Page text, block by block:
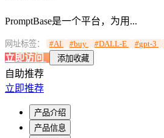
PromptBase是一个平台，为用...
网址标签： #AI #buy #DALL-E #gpt-3
立即访问 添加收藏
自助推荐
立即推荐
产品介绍
产品信息